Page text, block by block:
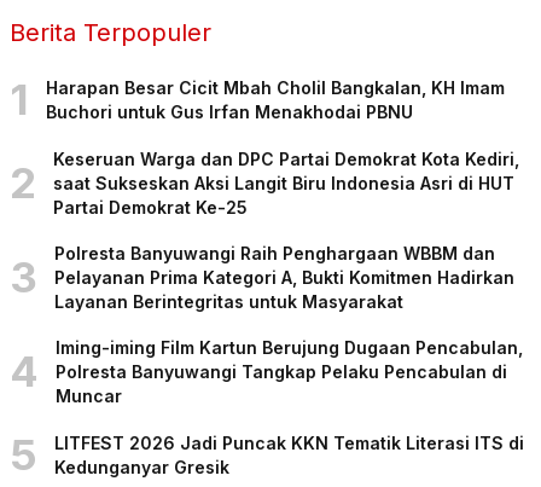
Berita Terpopuler
1
Harapan Besar Cicit Mbah Cholil Bangkalan, KH Imam
Buchori untuk Gus Irfan Menakhodai PBNU
2
Keseruan Warga dan DPC Partai Demokrat Kota Kediri,
saat Sukseskan Aksi Langit Biru Indonesia Asri di HUT
Partai Demokrat Ke-25
3
Polresta Banyuwangi Raih Penghargaan WBBM dan
Pelayanan Prima Kategori A, Bukti Komitmen Hadirkan
Layanan Berintegritas untuk Masyarakat
4
Iming-iming Film Kartun Berujung Dugaan Pencabulan,
Polresta Banyuwangi Tangkap Pelaku Pencabulan di
Muncar
5
LITFEST 2026 Jadi Puncak KKN Tematik Literasi ITS di
Kedunganyar Gresik